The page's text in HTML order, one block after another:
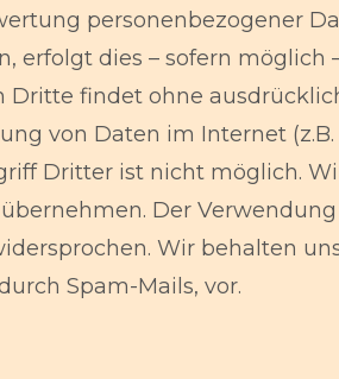
personenbezogener
erfolgt dies – sofern
Dritte findet ohne
von Daten im Internet
Dritter ist nicht möglich.
Der
Wir behalten
Spam-Mails, vor.